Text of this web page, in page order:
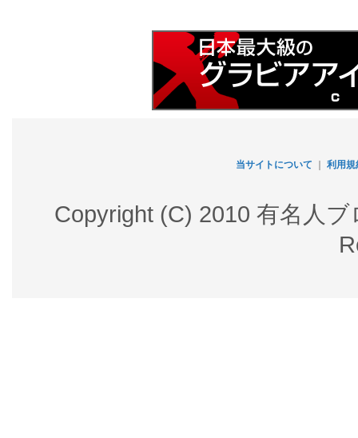
当サイトについて 利用規
Copyright (C) 2010 有名人